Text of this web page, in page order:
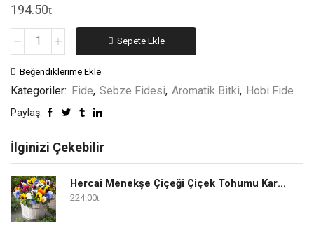
194.50
Sepete Ekle
Beğendiklerime Ekle
Kategoriler: Fide, Sebze Fidesi, Aromatik Bitki, Hobi Fide
Paylaş:
İlginizi Çekebilir
Hercai Menekşe Çiçeği Çiçek Tohumu Karışık 1 Paket
224.00